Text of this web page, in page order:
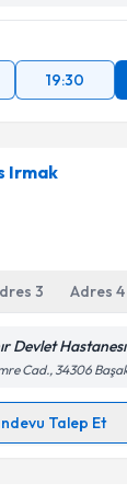
19:30
Irmak
3 Adres 4
Devlet Hastanesı
Cad., 34306
Talep Et
Talebi